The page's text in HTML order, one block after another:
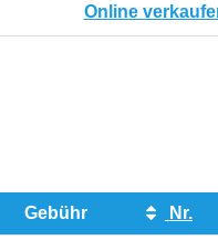
Online
Gebühr
Nr.